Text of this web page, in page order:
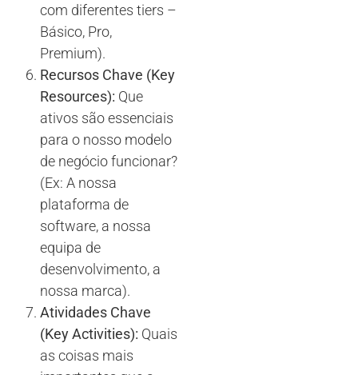
com diferentes tiers –
Básico, Pro,
Premium).
Recursos Chave (Key
Resources): Que
ativos são essenciais
para o nosso modelo
de negócio funcionar?
(Ex: A nossa
plataforma de
software, a nossa
equipa de
desenvolvimento, a
nossa marca).
Atividades Chave
(Key Activities): Quais
as coisas mais